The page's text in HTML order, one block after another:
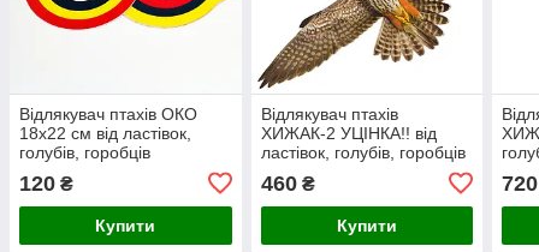
Відлякувач птахів ОКО
18х22 см від ластівок,
голубів, горобців
120 ₴
Купити
Відлякувач птахів
ХИЖАК-2 УЦІНКА!! від
ластівок, голубів, горобців
460₴
Купити
720